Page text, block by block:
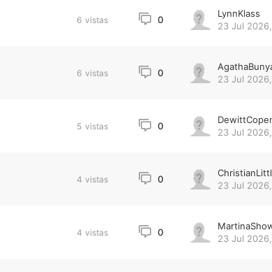
6 vistas 0
LynnKlass
23 Jul
6 vistas 0
23 Jul
5 vistas 0
23 Jul
4 vistas 0
23 Jul
4 vistas 0
23 Jul